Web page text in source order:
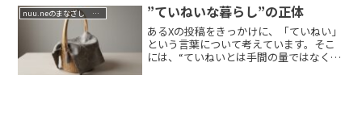
nuu.neのまなざし 祈りの哲学 ”ていねいな暮らし”の正体
あるXの投稿をきっかけに、「ていねい」
という言葉について考えています。そこ
には、“ていねいとは手間の量ではなく、